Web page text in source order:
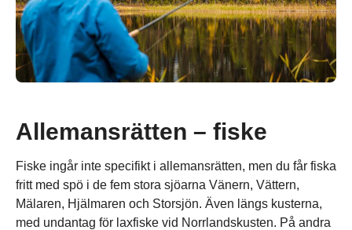
Allemansrätten – fiske
Fiske ingår inte specifikt i allemansrätten, men du får fiska
fritt med spö i de fem stora sjöarna Vänern, Vättern,
Mälaren, Hjälmaren och Storsjön. Även längs kusterna,
med undantag för laxfiske vid Norrlandskusten. På andra